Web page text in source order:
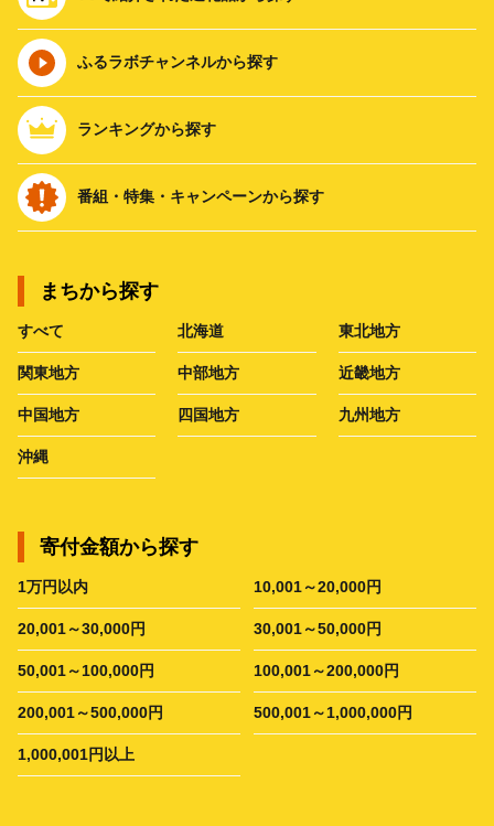
ふるラボチャンネルから探す
ランキングから探す
番組・特集・キャンペーンから探す
まちから探す
すべて 北海道 東北地方
関東地方 中部地方 近畿地方
中国地方 四国地方 九州地方
沖縄
寄付金額から探す
1万円以内 10,001～20,000円
20,001～30,000円 30,001～50,000円
50,001～100,000円 100,001～200,000円
200,001～500,000円 500,001～1,000,000円
1,000,001円以上